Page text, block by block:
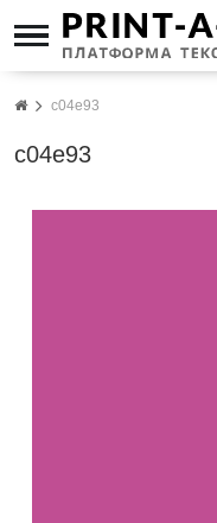
c04e93
c04e93